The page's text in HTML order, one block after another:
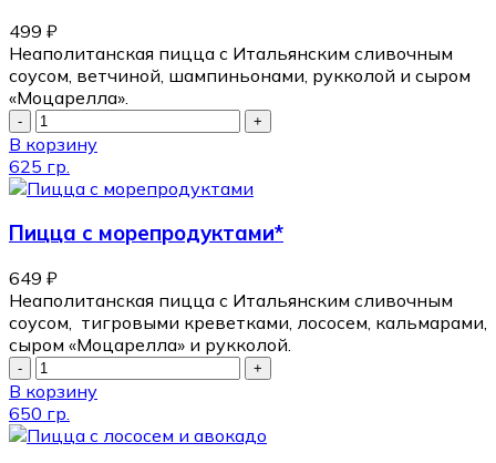
499 ₽
Неаполитанская пицца с Итальянским сливочным
соусом, ветчиной, шампиньонами, рукколой и сыром
«Моцарелла».
В корзину
625 гр.
Пицца с морепродуктами*
649 ₽
Неаполитанская пицца с Итальянским сливочным
соусом, тигровыми креветками, лососем, кальмарами,
сыром «Моцарелла» и рукколой.
В корзину
650 гр.